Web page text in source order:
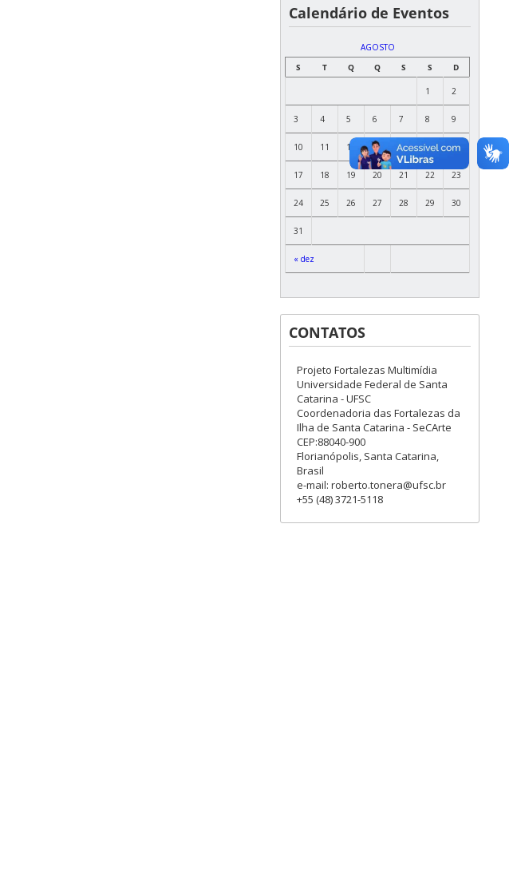
Calendário de Eventos
AGOSTO
S
T Q Q S S D
« dez
1 2
3 4 5 6 7 8 9
10 11 12 13 14 15 16
17 18 19 20 21 22 23
24 25 26 27 28 29 30
31
CONTATOS
Projeto Fortalezas Multimídia
Universidade Federal de Santa
Catarina - UFSC
Coordenadoria das Fortalezas da
Ilha de Santa Catarina - SeCArte
CEP:88040-900
Florianópolis, Santa Catarina,
Brasil
e-mail: roberto.tonera@ufsc.br
+55 (48) 3721-5118